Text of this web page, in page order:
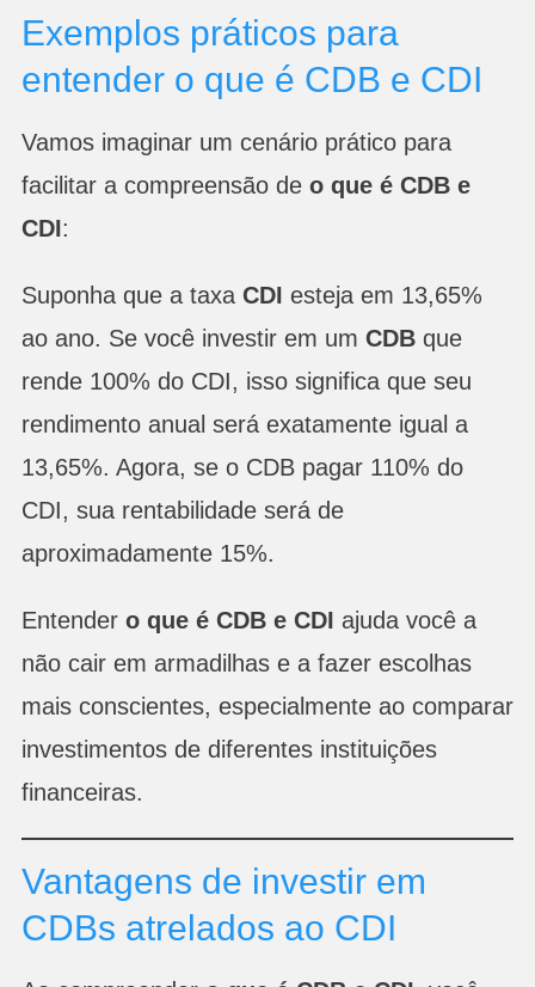
Exemplos práticos para
entender o que é CDB e CDI
Vamos imaginar um cenário prático para
facilitar a compreensão de o que é CDB e
CDI:
Suponha que a taxa CDI esteja em 13,65%
ao ano. Se você investir em um CDBque
rende 100% do CDI, isso significa que seu
rendimento anual será exatamente igual a
13,65%. Agora, se o CDB pagar 110% do
CDI, sua rentabilidade será de
aproximadamente 15%.
Entender o que é CDB e CDI ajuda você a
não cair em armadilhas e a fazer escolhas
mais conscientes, especialmente ao comparar
investimentos de diferentes instituições
financeiras.
Vantagens de investir em
CDBs atrelados ao CDI